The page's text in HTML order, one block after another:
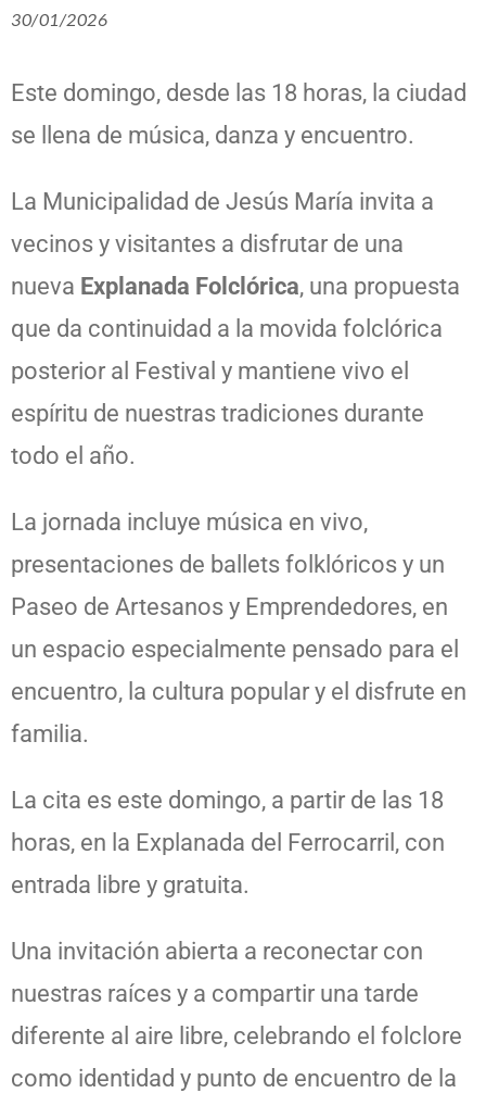
30/01/2026
Este domingo, desde las 18 horas, la ciudad
se llena de música, danza y encuentro.
La Municipalidad de Jesús María invita a
vecinos y visitantes a disfrutar de una
nueva Explanada Folclórica, una propuesta
que da continuidad a la movida folclórica
posterior al Festival y mantiene vivo el
espíritu de nuestras tradiciones durante
todo el año.
La jornada incluye música en vivo,
presentaciones de ballets folklóricos y un
Paseo de Artesanos y Emprendedores, en
un espacio especialmente pensado para el
encuentro, la cultura popular y el disfrute en
familia.
La cita es este domingo, a partir de las 18
horas, en la Explanada del Ferrocarril, con
entrada libre y gratuita.
Una invitación abierta a reconectar con
nuestras raíces y a compartir una tarde
diferente al aire libre, celebrando el folclore
como identidad y punto de encuentro de la